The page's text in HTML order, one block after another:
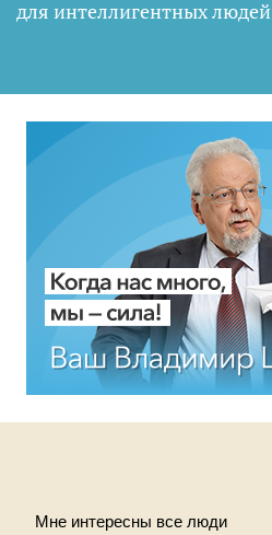
для интеллигентных людей
Мне интересны все люди